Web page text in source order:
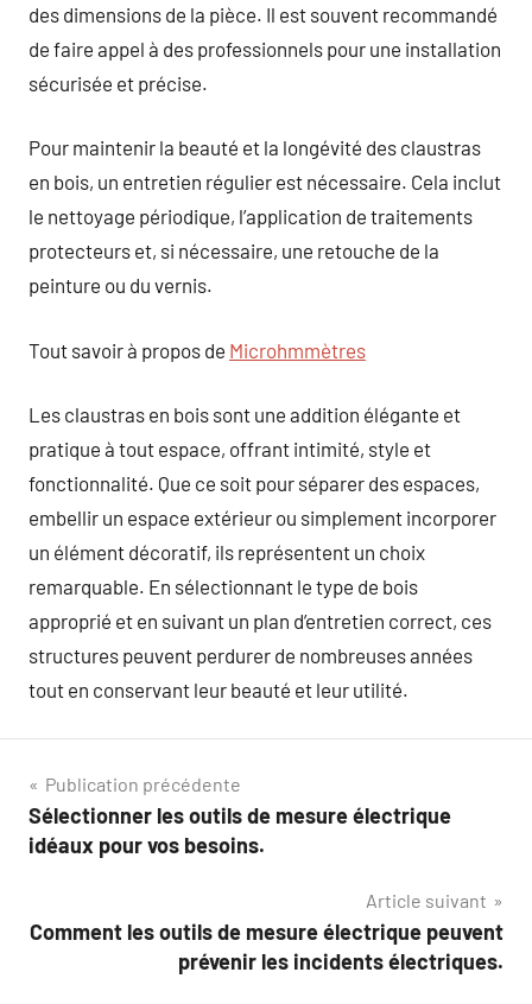
des dimensions de la pièce. Il est souvent recommandé
de faire appel à des professionnels pour une installation
sécurisée et précise.
Pour maintenir la beauté et la longévité des claustras
en bois, un entretien régulier est nécessaire. Cela inclut
le nettoyage périodique, l’application de traitements
protecteurs et, si nécessaire, une retouche de la
peinture ou du vernis.
Tout savoir à propos de Microhmmètres
Les claustras en bois sont une addition élégante et
pratique à tout espace, offrant intimité, style et
fonctionnalité. Que ce soit pour séparer des espaces,
embellir un espace extérieur ou simplement incorporer
un élément décoratif, ils représentent un choix
remarquable. En sélectionnant le type de bois
approprié et en suivant un plan d’entretien correct, ces
structures peuvent perdurer de nombreuses années
tout en conservant leur beauté et leur utilité.
Navigation
de
Publication précédente
Sélectionner les outils de mesure électrique
idéaux pour vos besoins.
Article suivant
Comment les outils de mesure électrique peuvent
prévenir les incidents électriques.